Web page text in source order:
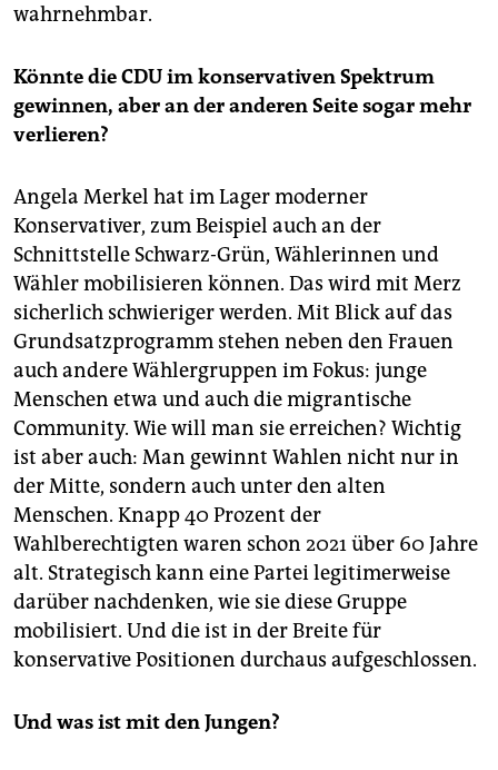
wahrnehmbar.
Könnte die CDU im konservativen Spektrum
gewinnen, aber an der anderen Seite sogar mehr
verlieren?
Angela Merkel hat im Lager moderner
Konservativer, zum Beispiel auch an der
Schnittstelle Schwarz-Grün, Wählerinnen und
Wähler mobilisieren können. Das wird mit Merz
sicherlich schwieriger werden. Mit Blick auf das
Grundsatzprogramm stehen neben den Frauen
auch andere Wählergruppen im Fokus: junge
Menschen etwa und auch die mi­gran­ti­sche
Community. Wie will man sie erreichen? Wichtig
ist aber auch: Man gewinnt Wahlen nicht nur in
der Mitte, sondern auch unter den alten
Menschen. Knapp 40 Prozent der
Wahlberechtigten waren schon 2021 über 60 Jahre
alt. Strategisch kann eine Partei legitimerweise
darüber nachdenken, wie sie diese Gruppe
mobilisiert. Und die ist in der Breite für
konservative Positionen durchaus aufgeschlossen.
Und was ist mit den Jungen?